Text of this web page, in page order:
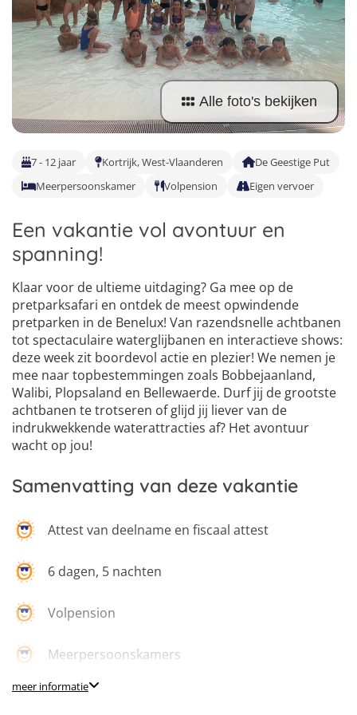
Malta
Nederland
Buitenland
Surfkampen Buitenland
Surfkampen 18+
Taalvakanties Duits
Taalvakanties Italiaans
Alle foto's bekijken
7 - 12 jaar Kortrijk, West-Vlaanderen
De Geestige Put
Meerpersoonskamer
Volpension Eigen vervoer
Een vakantie vol avontuur en
spanning!
Klaar voor de ultieme uitdaging? Ga mee op de
pretparksafari en ontdek de meest opwindende
pretparken in de Benelux! Van razendsnelle achtbanen
tot spectaculaire waterglijbanen en interactieve shows:
deze week zit boordevol actie en plezier! We nemen je
mee naar topbestemmingen zoals Bobbejaanland,
Walibi, Plopsaland en Bellewaerde. Durf jij de grootste
achtbanen te trotseren of glijd jij liever van de
indrukwekkende waterattracties af? Het avontuur
wacht op jou!
Samenvatting van deze vakantie
Attest van deelname en fiscaal attest
6 dagen, 5 nachten
Volpension
Meerpersoonskamers
Afwisselend programma
meer informatie